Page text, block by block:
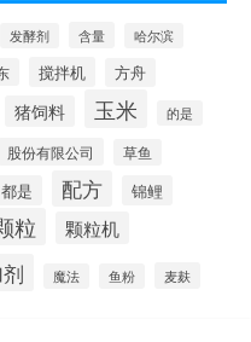
发酵剂 含量 哈尔滨
搅拌机 方舟
猪饲料 玉米 的是
股份有限公司 草鱼
都是 配方 锦鲤
粒 颗粒机
魔法 鱼粉 麦麸